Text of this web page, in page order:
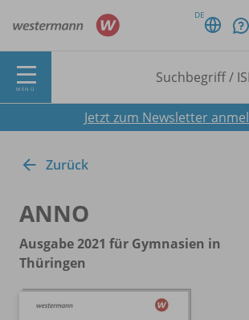
DE
MENÜ
Jetzt zum Newsletter
Zurück
ANNO
Ausgabe 2021 für Gymnasien in
Thüringen